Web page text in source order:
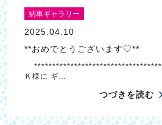
納車ギャラリー
2025.04.10
**おめでとうございます♡**
***********************************
Ｋ様に ギ…
つづきを読む